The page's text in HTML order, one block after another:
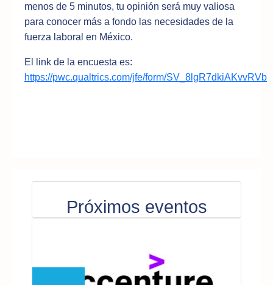
menos de 5 minutos, tu opinión será muy valiosa
para conocer más a fondo las necesidades de la
fuerza laboral en México.
El link de la encuesta es:
https://pwc.qualtrics.com/jfe/form/SV_8lgR7dkiAKvvRVb
Próximos eventos